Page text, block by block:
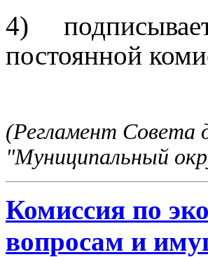
4)
постоянной
(Регламент Совета
"Муниципальный
Комиссия по
вопросам и